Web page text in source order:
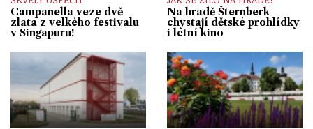
Campanella veze dvě
zlata z velkého festivalu
v Singapuru!
Na hradě Šternberk
chystají dětské prohlídky
i letní kino